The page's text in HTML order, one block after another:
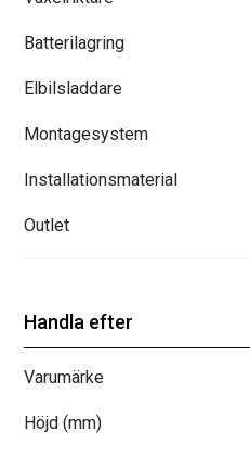
Batterilagring
Elbilsladdare
Montagesystem
Installationsmaterial
Outlet
Handla efter
Varumärke
Höjd (mm)